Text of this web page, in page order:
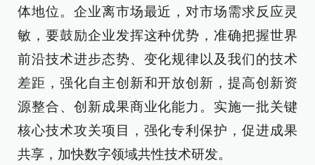
体地位。企业离市场最近，对市场需求反应灵
敏，要鼓励企业发挥这种优势，准确把握世界
前沿技术进步态势、变化规律以及我们的技术
差距，强化自主创新和开放创新，提高创新资
源整合、创新成果商业化能力。实施一批关键
核心技术攻关项目，强化专利保护，促进成果
共享，加快数字领域共性技术研发。